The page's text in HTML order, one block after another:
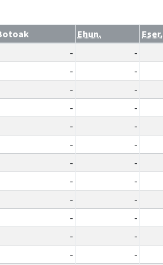
Ehun.
Eser.
- -
- -
- -
- -
- -
- -
- -
- -
- -
- -
- -
- -